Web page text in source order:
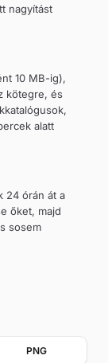
nagyítást
10 MB-ig),
kötegre, és
alatt
24 órán át a
őket, majd
sosem
PNG